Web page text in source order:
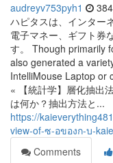
audreyv753pyh1
ハピタスは、インター
電子マネー、ギフト券
す。 Though primarily
also generated a
IntelliMouse Laptop or
« 【統計学】層化抽出
は何か？抽出方法と...
https://
view-of-ซ-อของก-บ-
Comments